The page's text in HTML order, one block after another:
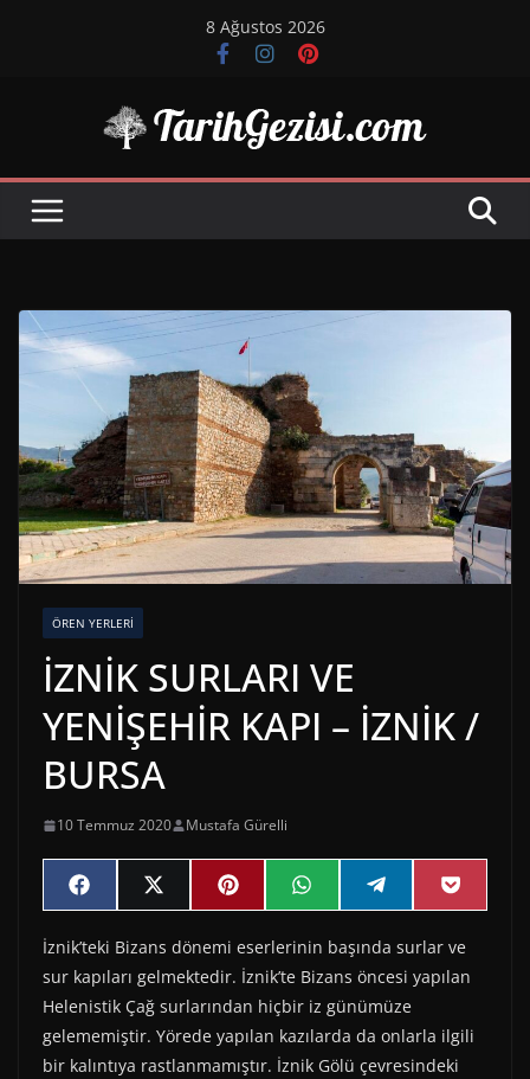
8 Ağustos 2026
ÖREN YERLERI
İZNİK SURLARI VE
YENİŞEHİR KAPI – İZNİK /
BURSA
10 Temmuz 2020 Mustafa Gürelli
Share
on
F
a
e
b
o
o
k
Share
on
X
(
w
i
t
t
e
r
)
Share
on
P
i
t
e
r
e
s
t
Share
on
W
h
t
s
A
p
p
Share
on
e
e
g
r
a
m
Share
on
P
o
k
e
t
İznik’teki Bizans dönemi eserlerinin başında surlar ve
sur kapıları gelmektedir. İznik’te Bizans öncesi yapılan
Helenistik Çağ surlarından hiçbir iz günümüze
gelememiştir. Yörede yapılan kazılarda da onlarla ilgili
bir kalıntıya rastlanmamıştır. İznik Gölü çevresindeki